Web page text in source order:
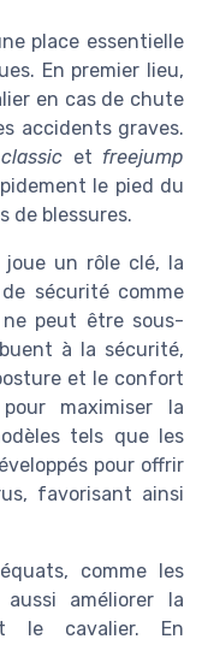
place essentielle
En premier lieu,
en cas de chute
accidents graves.
et freejump
le pied du
de blessures.
un rôle clé, la
sécurité comme
ne peut être sous-
à la sécurité,
et le confort
maximiser la
tels que les
pour offrir
favorisant ainsi
comme les
améliorer la
le cavalier. En